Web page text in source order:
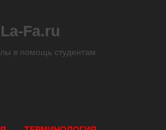
La-Fa.ru
в помощь студентам